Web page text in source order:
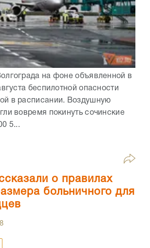
на фоне объявленной в
беспилотной опасности
в расписании. Воздушную
вовремя покинуть сочинские
5...
о правилах
больничного для